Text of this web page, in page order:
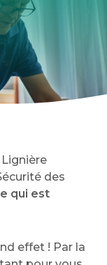
Lignière
des
qui est
effet ! Par la